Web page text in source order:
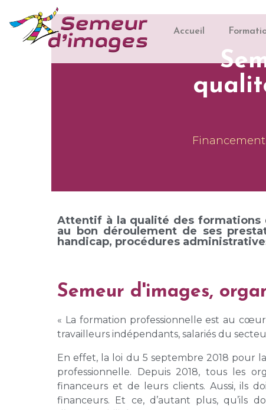
Accueil
Attentif à la qualité des formations
au bon déroulement de ses
handicap, procédures
Semeur d'images,
« La formation professionnelle est au
travailleurs indépendants, salariés du
En effet, la loi du 5 septembre 2018 pour
professionnelle. Depuis 2018, tous les
financeurs et de leurs clients. Aussi, ils
financeurs. Et ce, d’autant plus, qu’ils